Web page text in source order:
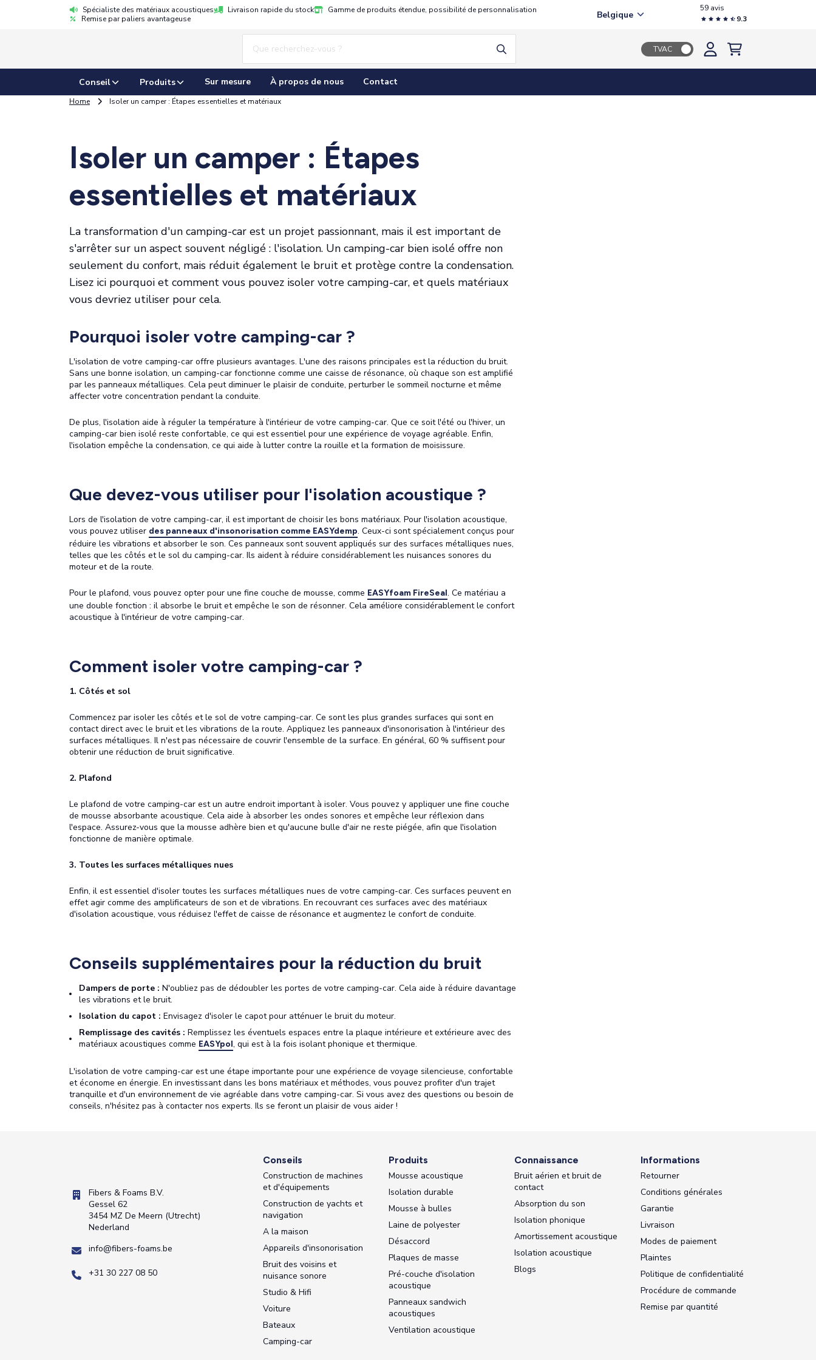
Spécialiste des matériaux acoustiques Livraison rapide du stock
Gamme de produits étendue, possibilité de personnalisation
Remise par paliers avantageuse
Belgique
59 avis
9.3
TVAC
Conseil Produits Sur mesure À propos de nous Contact
Home Isoler un camper : Étapes essentielles et matériaux
Isoler un camper : Étapes
essentielles et matériaux
La transformation d'un camping-car est un projet passionnant, mais il est important de
s'arrêter sur un aspect souvent négligé : l'isolation. Un camping-car bien isolé offre non
seulement du confort, mais réduit également le bruit et protège contre la condensation.
Lisez ici pourquoi et comment vous pouvez isoler votre camping-car, et quels matériaux
vous devriez utiliser pour cela.
Pourquoi isoler votre camping-car ?
L'isolation de votre camping-car offre plusieurs avantages. L'une des raisons principales est la réduction du bruit.
Sans une bonne isolation, un camping-car fonctionne comme une caisse de résonance, où chaque son est amplifié
par les panneaux métalliques. Cela peut diminuer le plaisir de conduite, perturber le sommeil nocturne et même
affecter votre concentration pendant la conduite.
De plus, l'isolation aide à réguler la température à l'intérieur de votre camping-car. Que ce soit l'été ou l'hiver, un
camping-car bien isolé reste confortable, ce qui est essentiel pour une expérience de voyage agréable. Enfin,
l'isolation empêche la condensation, ce qui aide à lutter contre la rouille et la formation de moisissure.
Que devez-vous utiliser pour l'isolation acoustique ?
Lors de l'isolation de votre camping-car, il est important de choisir les bons matériaux. Pour l'isolation acoustique,
vous pouvez utiliser des panneaux d'insonorisation comme EASYdemp. Ceux-ci sont spécialement conçus pour
réduire les vibrations et absorber le son. Ces panneaux sont souvent appliqués sur des surfaces métalliques nues,
telles que les côtés et le sol du camping-car. Ils aident à réduire considérablement les nuisances sonores du
moteur et de la route.
Pour le plafond, vous pouvez opter pour une fine couche de mousse, comme EASYfoam FireSeal. Ce matériau a
une double fonction : il absorbe le bruit et empêche le son de résonner. Cela améliore considérablement le confort
acoustique à l'intérieur de votre camping-car.
Comment isoler votre camping-car ?
1. Côtés et sol
Commencez par isoler les côtés et le sol de votre camping-car. Ce sont les plus grandes surfaces qui sont en
contact direct avec le bruit et les vibrations de la route. Appliquez les panneaux d'insonorisation à l'intérieur des
surfaces métalliques. Il n'est pas nécessaire de couvrir l'ensemble de la surface. En général, 60 % suffisent pour
obtenir une réduction de bruit significative.
2. Plafond
Le plafond de votre camping-car est un autre endroit important à isoler. Vous pouvez y appliquer une fine couche
de mousse absorbante acoustique. Cela aide à absorber les ondes sonores et empêche leur réflexion dans
l'espace. Assurez-vous que la mousse adhère bien et qu'aucune bulle d'air ne reste piégée, afin que l'isolation
fonctionne de manière optimale.
3. Toutes les surfaces métalliques nues
Enfin, il est essentiel d'isoler toutes les surfaces métalliques nues de votre camping-car. Ces surfaces peuvent en
effet agir comme des amplificateurs de son et de vibrations. En recouvrant ces surfaces avec des matériaux
d'isolation acoustique, vous réduisez l'effet de caisse de résonance et augmentez le confort de conduite.
Conseils supplémentaires pour la réduction du bruit
Dampers de porte : N'oubliez pas de dédoubler les portes de votre camping-car. Cela aide à réduire davantage
les vibrations et le bruit.
Isolation du capot : Envisagez d'isoler le capot pour atténuer le bruit du moteur.
Remplissage des cavités : Remplissez les éventuels espaces entre la plaque intérieure et extérieure avec des
matériaux acoustiques comme EASYpol, qui est à la fois isolant phonique et thermique.
L'isolation de votre camping-car est une étape importante pour une expérience de voyage silencieuse, confortable
et économe en énergie. En investissant dans les bons matériaux et méthodes, vous pouvez profiter d'un trajet
tranquille et d'un environnement de vie agréable dans votre camping-car. Si vous avez des questions ou besoin de
conseils, n'hésitez pas à contacter nos experts. Ils se feront un plaisir de vous aider !
Fibers & Foams B.V.
Gessel 62
3454 MZ De Meern (Utrecht)
Nederland
info@fibers-foams.be
+31 30 227 08 50
Conseils
Construction de machines
et d'équipements
Construction de yachts et
navigation
A la maison
Appareils d'insonorisation
Bruit des voisins et
nuisance sonore
Studio & Hifi
Voiture
Bateaux
Camping-car
Produits
Mousse acoustique
Isolation durable
Mousse à bulles
Laine de polyester
Désaccord
Plaques de masse
Pré-couche d'isolation
acoustique
Panneaux sandwich
acoustiques
Ventilation acoustique
Connaissance
Bruit aérien et bruit de
contact
Absorption du son
Isolation phonique
Amortissement acoustique
Isolation acoustique
Blogs
Informations
Retourner
Conditions générales
Garantie
Livraison
Modes de paiement
Plaintes
Politique de confidentialité
Procédure de commande
Remise par quantité